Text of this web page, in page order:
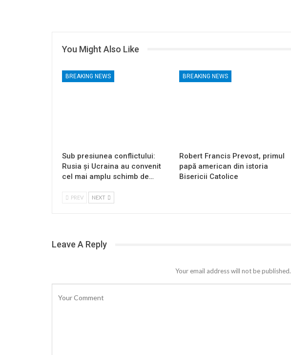
You Might Also Like
BREAKING NEWS
Sub presiunea conflictului:
Rusia și Ucraina au convenit
cel mai amplu schimb de…
BREAKING NEWS
Robert Francis Prevost, primul
papă american din istoria
Bisericii Catolice
PREV NEXT
Leave A Reply
Your email address will not be published.